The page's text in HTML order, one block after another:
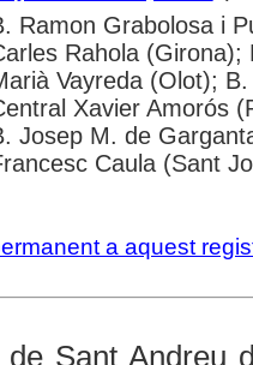
Ramon Grabolosa i
Rahola
Vayreda (Olot);
Xavier Amorós
Josep M. de
Caula (Sant
a aquest
de Sant Andreu